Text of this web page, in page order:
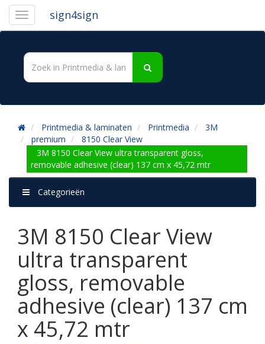
sign4sign
Printmedia & laminaten Printmedia
3M
premium
8150 Clear View
3M 8150 Clear View ultra transparent gloss,
removable adhesive (clear) 137 cm x 45,72 mtr
Categorieën
3M 8150 Clear View
ultra transparent
gloss, removable
adhesive (clear) 137 cm
x 45,72 mtr